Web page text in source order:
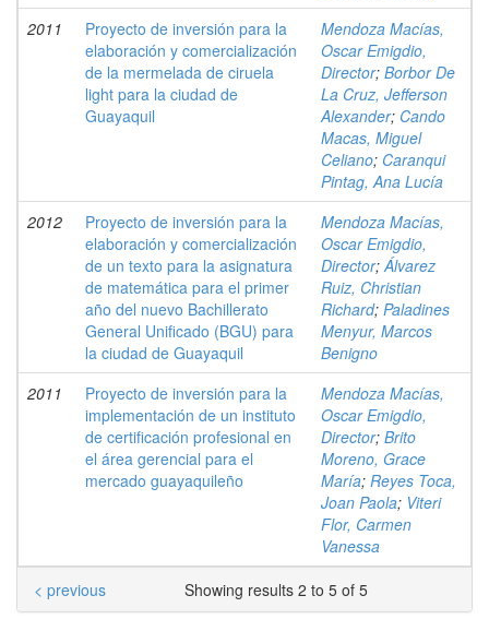
2011
Proyecto de inversión para la
elaboración y comercialización
de la mermelada de ciruela
light para la ciudad de
Guayaquil
Mendoza Macías,
Oscar Emigdio,
Director; Borbor De
La Cruz, Jefferson
Alexander; Cando
Macas, Miguel
Celiano; Caranqui
Pintag, Ana Lucía
2012
Proyecto de inversión para la
elaboración y comercialización
de un texto para la asignatura
de matemática para el primer
año del nuevo Bachillerato
General Unificado (BGU) para
la ciudad de Guayaquil
Mendoza Macías,
Oscar Emigdio,
Director;Álvarez
Ruiz, Christian
Richard; Paladines
Menyur, Marcos
Benigno
2011
Proyecto de inversión para la
implementación de un instituto
de certificación profesional en
el área gerencial para el
mercado guayaquileño
Mendoza Macías,
Oscar Emigdio,
Director; Brito
Moreno, Grace
María; Reyes Toca,
Joan Paola; Viteri
Flor, Carmen
Vanessa
Showing results 2 to 5 of 5
< previous